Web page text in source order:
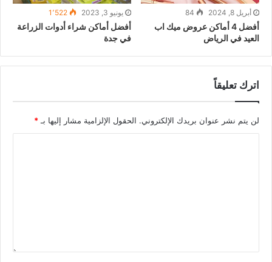
أبريل 8, 2024 84
أفضل 4 أماكن عروض ميك اب
العيد في الرياض
يونيو 3, 2023 1٬522
أفضل أماكن شراء أدوات الزراعة
في جدة
اترك تعليقاً
لن يتم نشر عنوان بريدك الإلكتروني. الحقول الإلزامية مشار إليها بـ*